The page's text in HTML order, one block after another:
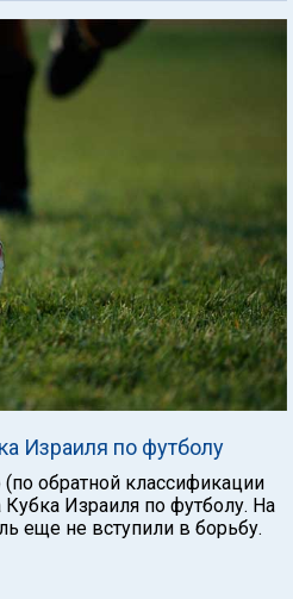
Израиля по футболу
обратной классификации
Израиля по футболу. На
еще не вступили в борьбу.